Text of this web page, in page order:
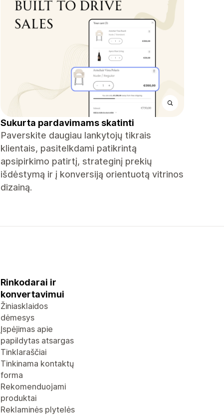
Sukurta pardavimams skatinti
Paverskite daugiau lankytojų tikrais
klientais, pasitelkdami patikrintą
apsipirkimo patirtį, strateginį prekių
išdėstymą ir į konversiją orientuotą vitrinos
dizainą.
Rinkodarai ir
konvertavimui
Žiniasklaidos
dėmesys
Įspėjimas apie
papildytas atsargas
Tinklaraščiai
Tinkinama kontaktų
forma
Rekomenduojami
produktai
Reklaminės plytelės